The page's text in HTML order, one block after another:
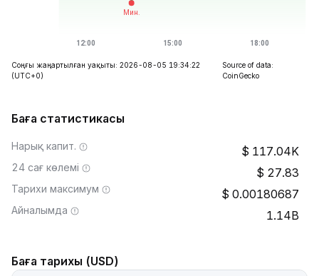
Соңғы жаңартылған уақыты: 2026-08-05 19:34:22
(UTC+0)
Source of data:
CoinGecko
Баға статистикасы
Нарық капит. 117.04K
24 сағ көлемі 27.83
Тарихи максимум 0.00180687
Айналымда 1.14B
Баға тарихы (USD)